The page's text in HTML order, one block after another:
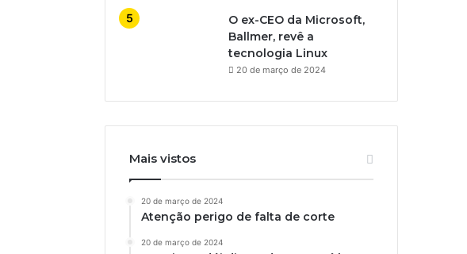
O ex-CEO da Microsoft,
Ballmer, revê a
tecnologia Linux
20 de março de 2024
Mais vistos
20 de março de 2024
Atenção perigo de falta de corte
20 de março de 2024